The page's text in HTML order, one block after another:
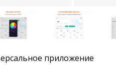
приложение